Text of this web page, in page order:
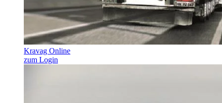
Kravag Online
zum Login